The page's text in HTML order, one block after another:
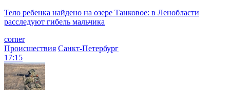
Тело ребенка найдено на озере Танковое: в Ленобласти
расследуют гибель мальчика
corner
Происшествия Санкт-Петербург
17:15